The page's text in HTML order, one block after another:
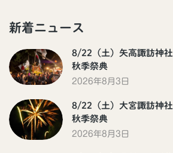
新着ニュース
8/22（土）矢高諏訪神社
秋季祭典
2026年8月3日
8/22（土）大宮諏訪神社
秋季祭典
2026年8月3日